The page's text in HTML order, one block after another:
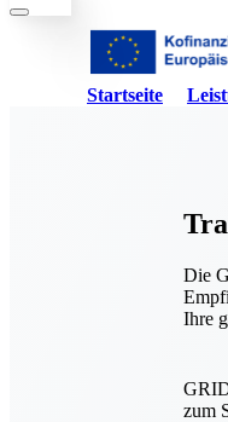
Startseite
Die
Ihre
zum